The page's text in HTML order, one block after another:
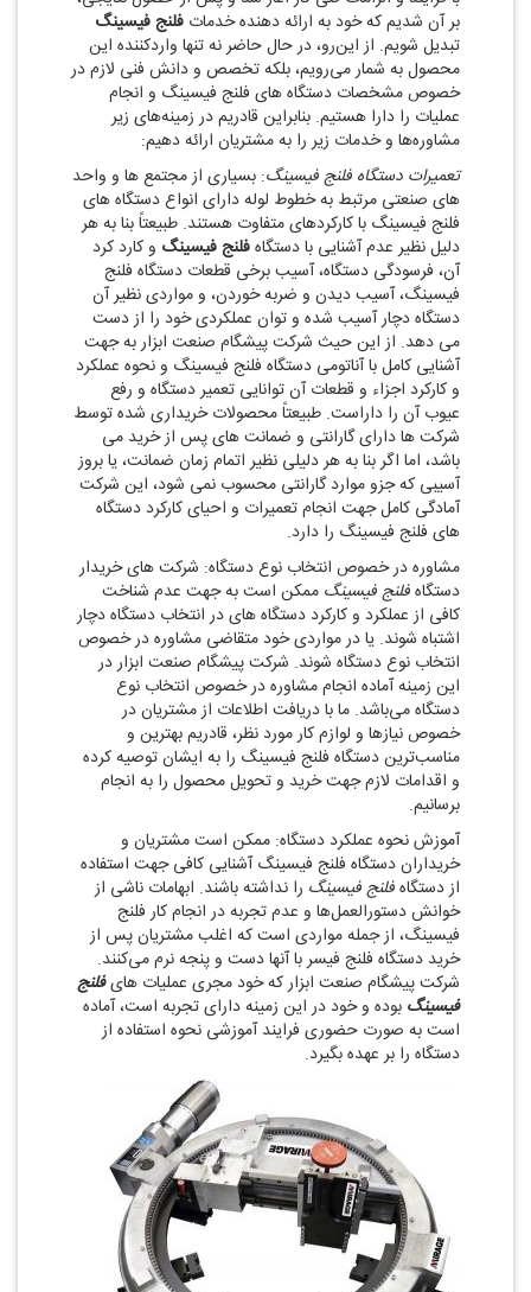
بر آن شدیم که خود به ارائه دهنده خدمات فلنج فیسینگ
تبدیل شویم. از این‌رو، در حال حاضر نه تنها واردکننده این
محصول به شمار می‌رویم، بلکه تخصص و دانش فنی لازم در
خصوص مشخصات دستگاه ‌های فلنج فیسینگ و انجام
عملیات را دارا هستیم. بنابراین قادریم در زمینه‌های زیر
مشاوره‌ها و خدمات زیر را به مشتریان ارائه دهیم:
تعمیرات دستگاه فلنج فیسینگ: بسیاری از مجتمع‌ ها و واحد
های صنعتی مرتبط به خطوط لوله دارای انواع دستگاه‌ های
فلنج فیسینگ با کارکردهای متفاوت هستند. طبیعتاً بنا به هر
دلیل نظیر عدم آشنایی با دستگاهفلنج فیسینگ و کارد کرد
آن، فرسودگی دستگاه، آسیب برخی قطعات دستگاه فلنج
فیسینگ، آسیب دیدن و ضربه خوردن، و مواردی نظیر آن
دستگاه دچار آسیب شده و توان عملکردی خود را از دست
می ‌دهد. از این حیث شرکت پیشگام صنعت ابزار به جهت
آشنایی کامل با آناتومی دستگاه فلنج فیسینگ و نحوه عملکرد
و کارکرد اجزاء و قطعات آن توانایی تعمیر دستگاه و رفع
عیوب آن را داراست. طبیعتاً محصولات خریداری شده توسط
شرکت ‌ها دارای گارانتی و ضمانت‌ های پس از خرید می
‌باشد، اما اگر بنا به هر دلیلی نظیر اتمام زمان ضمانت، یا بروز
آسیبی که جزو موارد گارانتی محسوب نمی ‌شود، این شرکت
آمادگی کامل جهت انجام تعمیرات و احیای کارکرد دستگاه
‌های فلنج فیسینگ را دارد.
مشاوره در خصوص انتخاب نوع دستگاه: شرکت‌ های خریدار
دستگاهفلنج فیسینگ ممکن است به جهت عدم شناخت
کافی از عملکرد و کارکرد دستگاه ‌های در انتخاب دستگاه دچار
اشتباه شوند. یا در مواردی خود متقاضی مشاوره در خصوص
انتخاب نوع دستگاه شوند. شرکت پیشگام صنعت ابزار در
این زمینه آماده انجام مشاوره در خصوص انتخاب نوع
دستگاه می‌باشد. ما با دریافت اطلاعات از مشتریان در
خصوص نیازها و لوازم کار مورد نظر، قادریم بهترین و
مناسب‌ترین دستگاه فلنج فیسینگ را به ایشان توصیه کرده
و اقدامات لازم جهت خرید و تحویل محصول را به انجام
برسانیم.
آموزش نحوه عملکرد دستگاه: ممکن است مشتریان و
خریداران دستگاه فلنج فیسینگ آشنایی کافی جهت استفاده
از دستگاهفلنج فیسینگ را نداشته باشند. ابهامات ناشی از
خوانش دستورالعمل‌ها و عدم تجربه در انجام کار فلنج
فیسینگ، از جمله مواردی است که اغلب مشتریان پس از
خرید دستگاه فلنج فیسر با آنها دست و پنجه نرم می‌کنند.
شرکت پیشگام صنعت ابزار که خود مجری عملیات‌ هایفلنج
فیسینگ بوده و خود در این زمینه دارای تجربه است، آماده
است به صورت حضوری فرایند آموزشی نحوه استفاده از
دستگاه را بر عهده بگیرد.